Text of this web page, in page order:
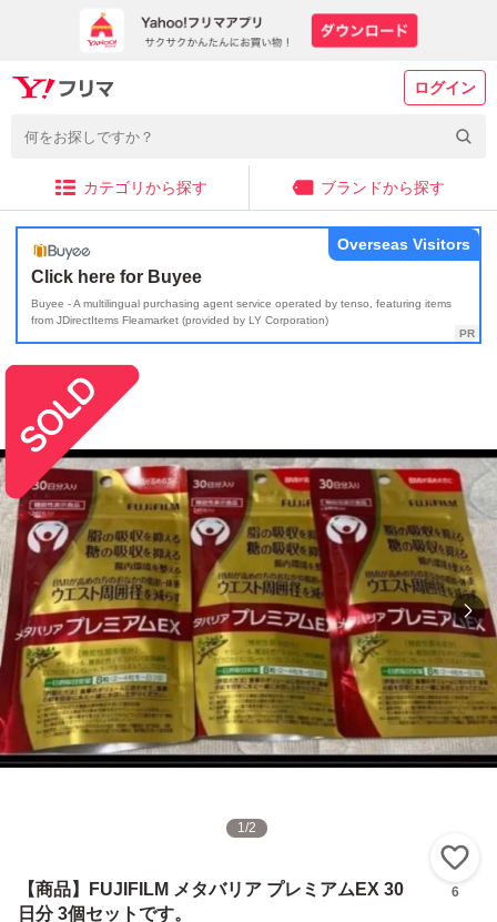
ログイン
カテゴリから探す ブランドから探す
Click here for Buyee
Buyee - A multilingual purchasing agent service operated by tenso, featuring items
from JDirectItems Fleamarket (provided by LY Corporation)
Overseas Visitors
1/2
【商品】FUJIFILM メタバリア プレミアムEX 30
日分 3個セットです。
6